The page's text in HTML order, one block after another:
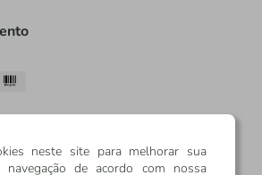
PJ
superior, valor ou encargo adicional para
neste site para melhorar sua
navegação de acordo com nossa